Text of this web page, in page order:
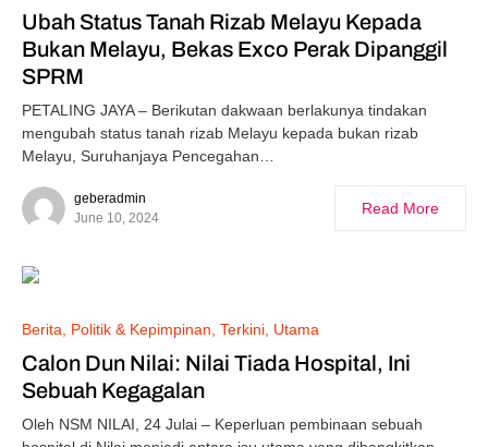
Ubah Status Tanah Rizab Melayu Kepada
Bukan Melayu, Bekas Exco Perak Dipanggil
SPRM
PETALING JAYA – Berikutan dakwaan berlakunya tindakan
mengubah status tanah rizab Melayu kepada bukan rizab
Melayu, Suruhanjaya Pencegahan…
geberadmin
June 10, 2024
Read More
Berita Politik & Kepimpinan Terkini Utama
Calon Dun Nilai: Nilai Tiada Hospital, Ini
Sebuah Kegagalan
Oleh NSM NILAI, 24 Julai – Keperluan pembinaan sebuah